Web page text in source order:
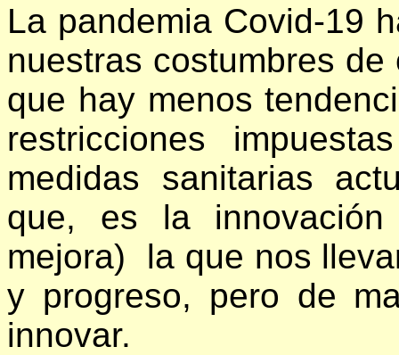
La pandemia Covid-19
nuestras costumbres
que hay menos
restricciones
medidas sanitarias
que, es la innovación
mejora) la que nos
y progreso, pero de
innovar.